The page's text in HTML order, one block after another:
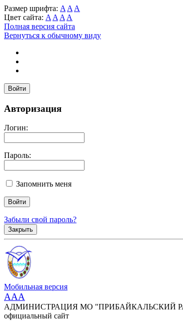
Размер шрифта: A A A
Цвет сайта: A A A A
Полная версия сайта
Вернуться к обычному виду
Войти
Авторизация
Логин:
Пароль:
Запомнить меня
Забыли свой пароль?
Закрыть
Мобильная версия
AAA
АДМИНИСТРАЦИЯ МО "ПРИБАЙКАЛЬСКИЙ
официальный сайт